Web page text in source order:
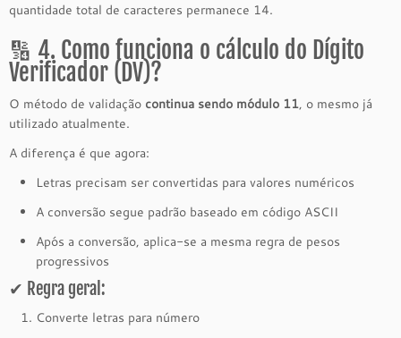
quantidade total de caracteres permanece 14.
🔢 4. Como funciona o cálculo do Dígito
Verificador (DV)?
O método de validação continua sendo módulo 11, o mesmo já
utilizado atualmente.
A diferença é que agora:
Letras precisam ser convertidas para valores numéricos
A conversão segue padrão baseado em código ASCII
Após a conversão, aplica-se a mesma regra de pesos
progressivos
✔ Regra geral:
Converte letras para número